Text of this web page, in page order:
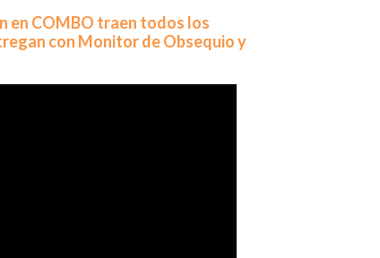
en COMBO traen todos los
con Monitor de Obsequio y